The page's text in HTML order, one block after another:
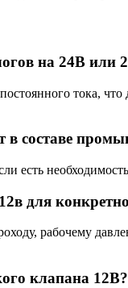
на 24В или
тока,
в составе
есть
для
рабочему
клапана 12В?